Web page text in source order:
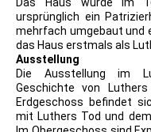
ursprünglich ein
mehrfach umgebaut und
das Haus erstmals als
Ausstellung
Die Ausstellung im
Geschichte von
Erdgeschoss befindet
mit Luthers Tod und